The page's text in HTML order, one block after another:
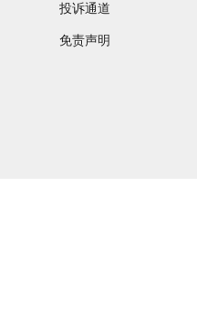
投诉通道
免责声明